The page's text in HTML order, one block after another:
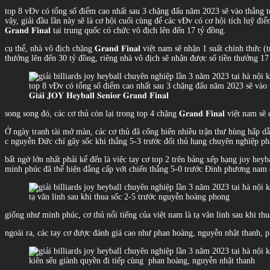
top 8 vĐv có tổng số điểm cao nhất sau 3 chặng đấu năm 2023 sẽ vào
vậy, giải đầu lần này sẽ là cơ hội cuối cùng để các vĐv có cơ hội tích luỹ
𝐆𝐫𝐚𝐧𝐝 𝐅𝐢𝐧𝐚𝐥 tại trung quốc có chức vô địch lên đến 17 tỷ đồng.
cụ thể, nhà vô địch chặng 𝐆𝐫𝐚𝐧𝐝 𝐅𝐢𝐧𝐚𝐥 việt nam sẽ nhận 1 suất chính
thưởng lên đến 30 tỷ đồng, riêng nhà vô địch sẽ nhận được số tiền thưởng
top 8 vĐv có tổng số điểm cao nhất sau 3 chặng đấu năm 2023 sẽ vào
𝐆𝐢𝐚̉𝐢 𝐉𝐎𝐘 𝐇𝐞𝐲𝐛𝐚𝐥𝐥 𝐒𝐞𝐧𝐢𝐨𝐫 𝐆𝐫𝐚𝐧𝐝 𝐅𝐢𝐧𝐚𝐥
song song đó, các cơ thủ còn lại trong top 4 chặng 𝐆𝐫𝐚𝐧𝐝 𝐅𝐢𝐧𝐚𝐥 việt nam
Ở ngày tranh tài mở màn, các cơ thủ đã cống hiến nhiều trận thư hùng hấp
c nguyễn Đức chí gây sốc khi thắng 5-3 trước đối thủ hạng chuyên nghiệp
bất ngờ lớn nhất phải kể đến là việc tay cơ top 2 trên bảng xếp hạng joy
minh phúc đã thể hiện đẳng cấp với chiến thắng 5-0 trước Đinh phương
tạ văn linh sau khi thua sốc 2-5 trước nguyễn hoàng phong
giống như minh phúc, cơ thủ nổi tiếng của việt nam là tạ văn linh sau khi
ngoài ra, các tay cơ được đánh giá cao như phan hoàng, nguyễn nhật
kiên sếu giành quyền đi tiếp cùng phan hoàng, nguyễn nhật thanh